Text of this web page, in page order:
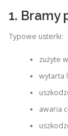
1. Bramy
Typowe usterki:
zużyte
wytarta
awaria